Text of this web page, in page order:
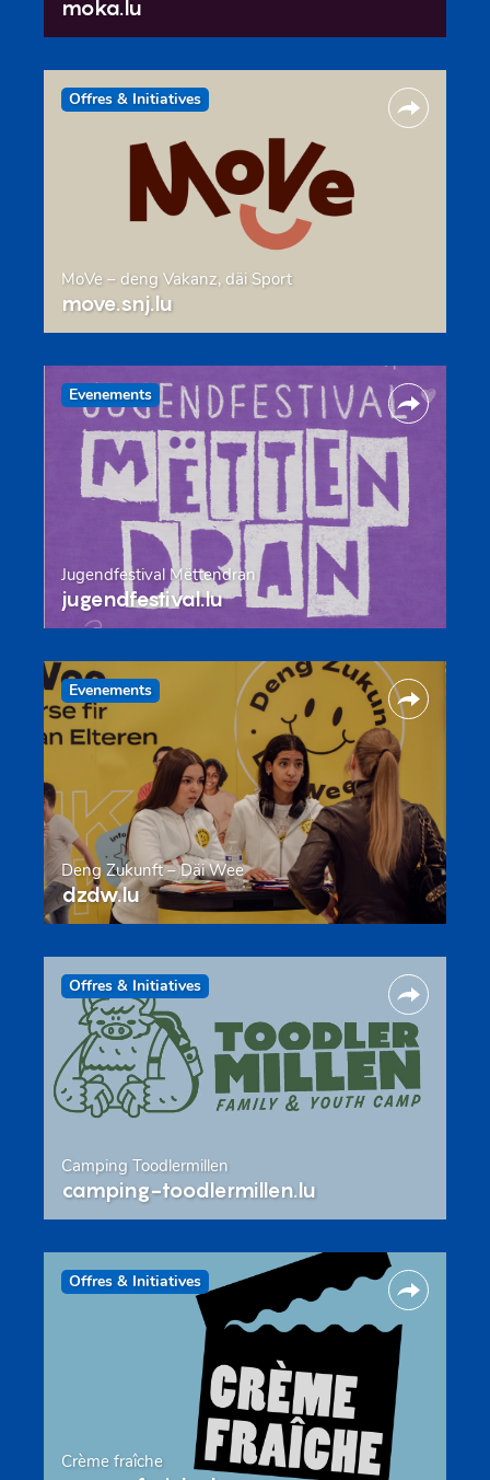
moka.lu
Offres & Initiatives
MoVe – deng Vakanz, däi Sport
move.snj.lu
Evenements
Jugendfestival Mëttendran
jugendfestival.lu
Evenements
Deng Zukunft – Däi Wee
dzdw.lu
Offres & Initiatives
Camping Toodlermillen
camping-toodlermillen.lu
Offres & Initiatives
Crème fraîche